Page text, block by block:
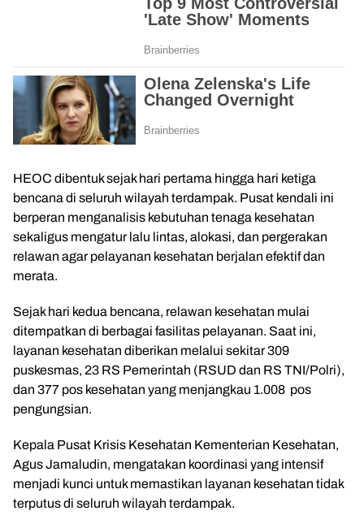
HEOC dibentuk sejak hari pertama hingga hari ketiga
bencana di seluruh wilayah terdampak. Pusat kendali ini
berperan menganalisis kebutuhan tenaga kesehatan
sekaligus mengatur lalu lintas, alokasi, dan pergerakan
relawan agar pelayanan kesehatan berjalan efektif dan
merata.
Sejak hari kedua bencana, relawan kesehatan mulai
ditempatkan di berbagai fasilitas pelayanan. Saat ini,
layanan kesehatan diberikan melalui sekitar 309
puskesmas, 23 RS Pemerintah (RSUD dan RS TNI/Polri),
dan 377 pos kesehatan yang menjangkau 1.008 pos
pengungsian.
Kepala Pusat Krisis Kesehatan Kementerian Kesehatan,
Agus Jamaludin, mengatakan koordinasi yang intensif
menjadi kunci untuk memastikan layanan kesehatan tidak
terputus di seluruh wilayah terdampak.